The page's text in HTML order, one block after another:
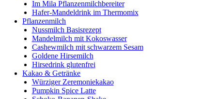
Im Mila Pflanzenmilchbereiter
Hafer-Mandeldrink im Thermomix
Pflanzenmilch
Nussmilch Basisrezept
Mandelmilch mit Kokoswasser
Cashewmilch mit schwarzem Sesam
Goldene Hirsemilch
Hirsedrink glutenfrei
Kakao & Getränke
Würziger Zeremoniekakao
Pumpkin Spice Latte